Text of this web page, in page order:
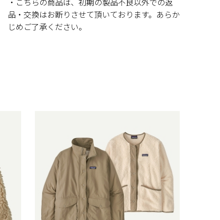
品・交換はお断りさせて頂いております。あらか
じめご了承ください。